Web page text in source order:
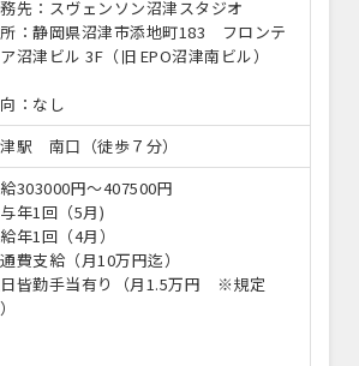
先：スヴェンソン沼津スタジオ
：静岡県沼津市添地町183 フロンテ
沼津ビル 3F（旧 EPO沼津南ビル）
：なし
駅 南口（徒歩７分）
303000円〜407500円
年1回（5月)
年1回（4月）
費支給（月10万円迄）
皆勤手当有り（月1.5万円 ※規定